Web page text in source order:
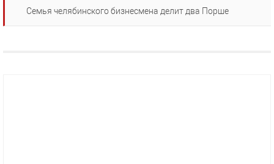
Семья челябинского бизнесмена делит два Порше